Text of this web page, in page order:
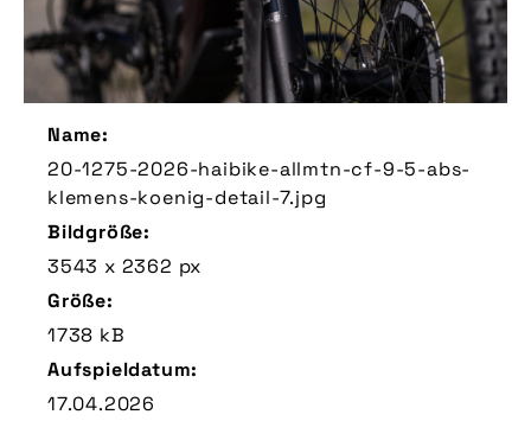
Name:
20-1275-2026-haibike-allmtn-cf-9-5-abs-
klemens-koenig-detail-7.jpg
Bildgröße:
3543 x 2362 px
Größe:
1738 kB
Aufspieldatum:
17.04.2026